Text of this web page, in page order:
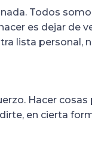
Todos
es dejar de
lista personal,
Hacer
en cierta